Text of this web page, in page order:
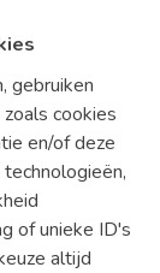
gebruiken
cookies
en/of deze
of unieke ID's
altijd